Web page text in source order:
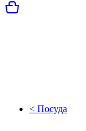
< Посуда